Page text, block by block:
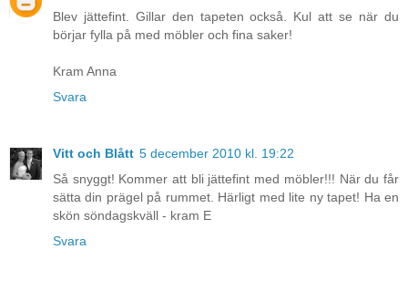
Blev jättefint. Gillar den tapeten också. Kul att se när du
börjar fylla på med möbler och fina saker!
Kram Anna
Svara
Vitt och Blått 5 december 2010 kl. 19:22
Så snyggt! Kommer att bli jättefint med möbler!!! När du får
sätta din prägel på rummet. Härligt med lite ny tapet! Ha en
skön söndagskväll - kram E
Svara